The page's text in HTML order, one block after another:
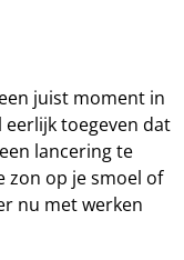
juist moment in
eerlijk toegeven dat
lancering te
zon op je smoel of
nu met werken